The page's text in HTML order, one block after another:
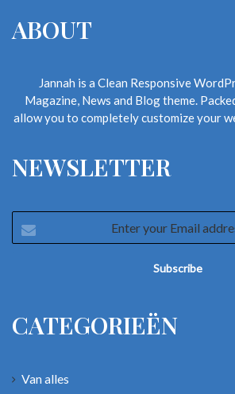
ABOUT
Jannah is a Clean Responsive
Magazine, News and Blog theme.
allow you to completely customize your
NEWSLETTER
your
CATEGORIEËN
Van alles